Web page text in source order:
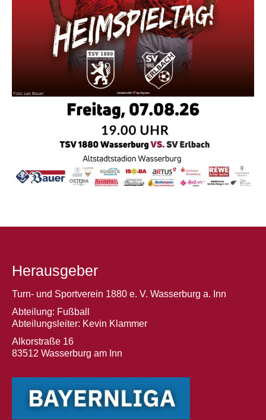
Herausgeber
Turn- und Sportverein 1880 e. V. Wasserburg a. Inn
Abteilung: Fußball
Abteilungsleiter: Kevin Klammer
Alkorstraße 16
83512 Wasserburg am Inn